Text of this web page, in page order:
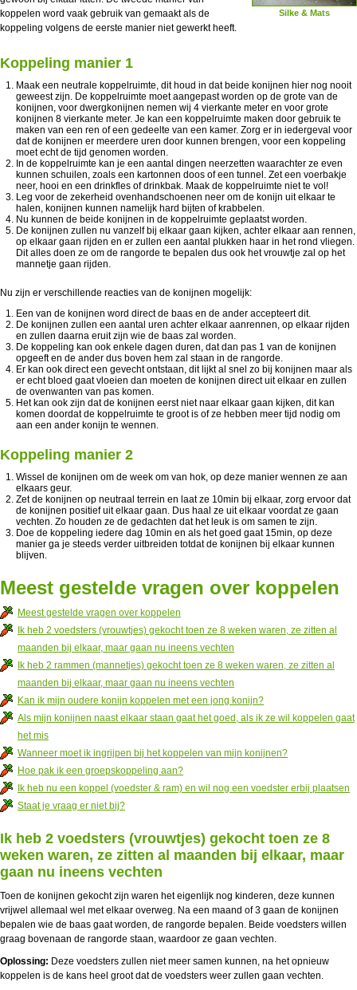
Silke & Mats
koppelen word vaak gebruik van gemaakt als de
koppeling volgens de eerste manier niet gewerkt heeft.
Koppeling manier 1
Maak een neutrale koppelruimte, dit houd in dat beide konijnen hier nog nooit
geweest zijn. De koppelruimte moet aangepast worden op de grote van de
konijnen, voor dwergkonijnen nemen wij 4 vierkante meter en voor grote
konijnen 8 vierkante meter. Je kan een koppelruimte maken door gebruik te
maken van een ren of een gedeelte van een kamer. Zorg er in iedergeval voor
dat de konijnen er meerdere uren door kunnen brengen, voor een koppeling
moet echt de tijd genomen worden.
In de koppelruimte kan je een aantal dingen neerzetten waarachter ze even
kunnen schuilen, zoals een kartonnen doos of een tunnel. Zet een voerbakje
neer, hooi en een drinkfles of drinkbak. Maak de koppelruimte niet te vol!
Leg voor de zekerheid ovenhandschoenen neer om de konijn uit elkaar te
halen, konijnen kunnen namelijk hard bijten of krabbelen.
Nu kunnen de beide konijnen in de koppelruimte geplaatst worden.
De konijnen zullen nu vanzelf bij elkaar gaan kijken, achter elkaar aan rennen,
op elkaar gaan rijden en er zullen een aantal plukken haar in het rond vliegen.
Dit alles doen ze om de rangorde te bepalen dus ook het vrouwtje zal op het
mannetje gaan rijden.
Nu zijn er verschillende reacties van de konijnen mogelijk:
Een van de konijnen word direct de baas en de ander accepteert dit.
De konijnen zullen een aantal uren achter elkaar aanrennen, op elkaar rijden
en zullen daarna eruit zijn wie de baas zal worden.
De koppeling kan ook enkele dagen duren, dat dan pas 1 van de konijnen
opgeeft en de ander dus boven hem zal staan in de rangorde.
Er kan ook direct een gevecht ontstaan, dit lijkt al snel zo bij konijnen maar als
er echt bloed gaat vloeien dan moeten de konijnen direct uit elkaar en zullen
de ovenwanten van pas komen.
Het kan ook zijn dat de konijnen eerst niet naar elkaar gaan kijken, dit kan
komen doordat de koppelruimte te groot is of ze hebben meer tijd nodig om
aan een ander konijn te wennen.
Koppeling manier 2
Wissel de konijnen om de week om van hok, op deze manier wennen ze aan
elkaars geur.
Zet de konijnen op neutraal terrein en laat ze 10min bij elkaar, zorg ervoor dat
de konijnen positief uit elkaar gaan. Dus haal ze uit elkaar voordat ze gaan
vechten. Zo houden ze de gedachten dat het leuk is om samen te zijn.
Doe de koppeling iedere dag 10min en als het goed gaat 15min, op deze
manier ga je steeds verder uitbreiden totdat de konijnen bij elkaar kunnen
blijven.
Meest gestelde vragen over koppelen
Meest gestelde vragen over koppelen
Ik heb 2 voedsters (vrouwtjes) gekocht toen ze 8 weken waren, ze zitten al
maanden bij elkaar, maar gaan nu ineens vechten
Ik heb 2 rammen (mannetjes) gekocht toen ze 8 weken waren, ze zitten al
maanden bij elkaar, maar gaan nu ineens vechten
Kan ik mijn oudere konijn koppelen met een jong konijn?
Als mijn konijnen naast elkaar staan gaat het goed, als ik ze wil koppelen gaat
het mis
Wanneer moet ik ingrijpen bij het koppelen van mijn konijnen?
Hoe pak ik een groepskoppeling aan?
Ik heb nu een koppel (voedster & ram) en wil nog een voedster erbij plaatsen
Staat je vraag er niet bij?
Ik heb 2 voedsters (vrouwtjes) gekocht toen ze 8
weken waren, ze zitten al maanden bij elkaar, maar
gaan nu ineens vechten
Toen de konijnen gekocht zijn waren het eigenlijk nog kinderen, deze kunnen
vrijwel allemaal wel met elkaar overweg. Na een maand of 3 gaan de konijnen
bepalen wie de baas gaat worden, de rangorde bepalen. Beide voedsters willen
graag bovenaan de rangorde staan, waardoor ze gaan vechten.
Oplossing: Deze voedsters zullen niet meer samen kunnen, na het opnieuw
koppelen is de kans heel groot dat de voedsters weer zullen gaan vechten.